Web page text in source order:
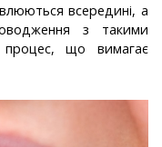
всередині, а
з такими
що вимагає